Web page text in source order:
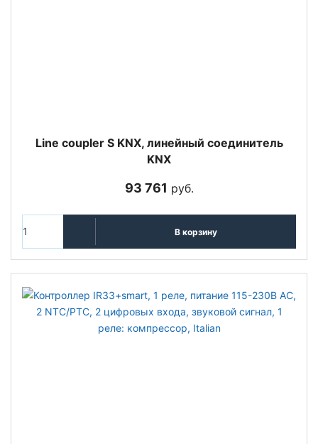
Line coupler S KNX, линейный соединитель
KNX
93 761 руб.
В корзину